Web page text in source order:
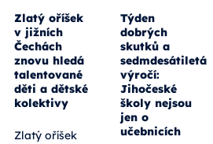
Zlatý oříšek
v jižních
Čechách
znovu hledá
talentované
děti a dětské
kolektivy
Zlatý oříšek
Týden
dobrých
skutků a
sedmdesátiletá
výročí:
Jihočeské
školy nejsou
jen o
učebnicích